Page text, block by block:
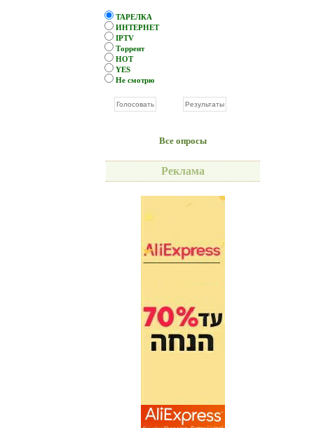
ТАРЕЛКА
ИНТЕРНЕТ
IPTV
Торрент
HOT
YES
Не смотрю
Все опросы
Реклама